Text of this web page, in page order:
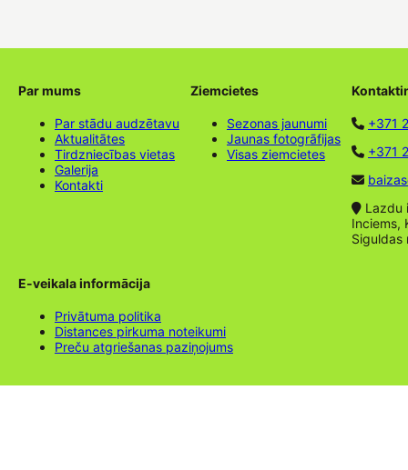
Par mums
Par stādu audzētavu
Aktualitātes
Tirdzniecības vietas
Galerija
Kontakti
Ziemcietes
Sezonas jaunumi
Jaunas fotogrāfijas
Visas ziemcietes
+371
+371
Lazdu
Inciems,
Siguldas
E-veikala informācija
Privātuma politika
Distances pirkuma noteikumi
Preču atgriešanas paziņojums